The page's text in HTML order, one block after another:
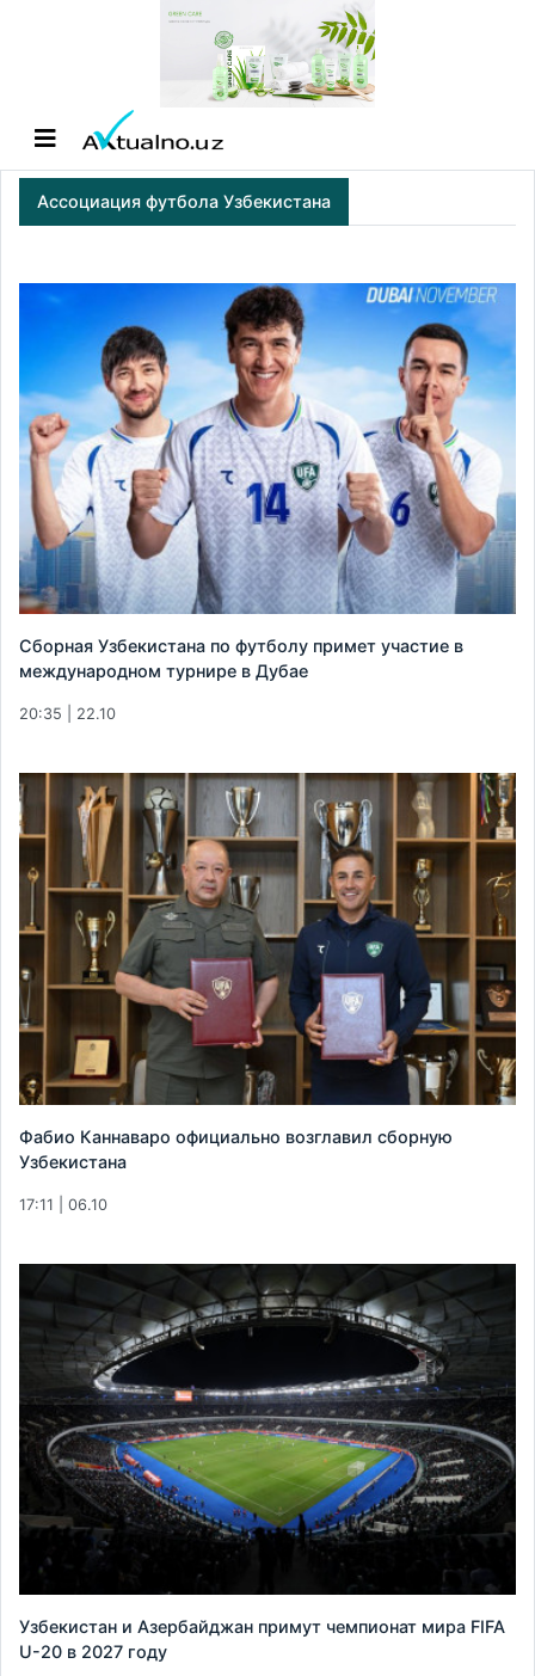
Ассоциация футбола Узбекистана
Сборная Узбекистана по футболу примет участие в
международном турнире в Дубае
20:35 | 22.10
Фабио Каннаваро официально возглавил сборную
Узбекистана
17:11 | 06.10
Узбекистан и Азербайджан примут чемпионат мира FIFA
U-20 в 2027 году